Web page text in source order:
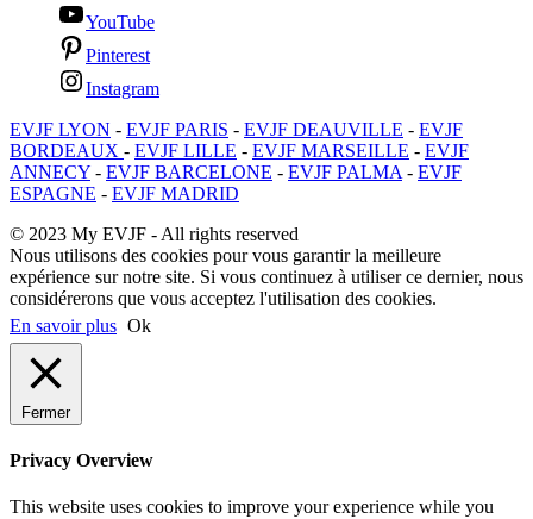
YouTube
Pinterest
Instagram
EVJF LYON - EVJF PARIS - EVJF DEAUVILLE - EVJF
BORDEAUX - EVJF LILLE - EVJF MARSEILLE - EVJF
ANNECY - EVJF BARCELONE - EVJF PALMA - EVJF
ESPAGNE - EVJF MADRID
© 2023 My EVJF - All rights reserved
Nous utilisons des cookies pour vous garantir la meilleure
expérience sur notre site. Si vous continuez à utiliser ce dernier, nous
considérerons que vous acceptez l'utilisation des cookies.
En savoir plus Ok
Fermer
Privacy Overview
This website uses cookies to improve your experience while you